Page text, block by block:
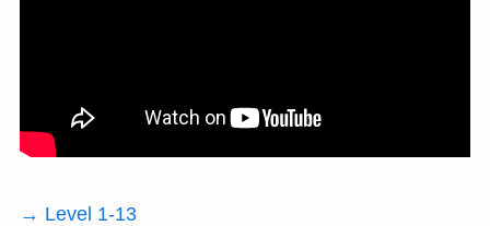
→ Level 1-13